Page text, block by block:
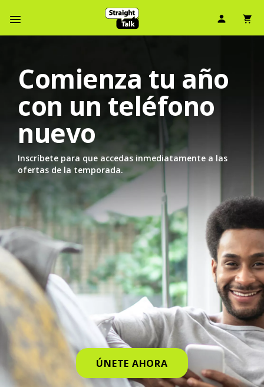
Menú de barra de navegación
Ícono
Comienza tu año
con un teléfono
nuevo
Inscríbete para que accedas inmediatamente a las
ofertas de la temporada.
ÚNETE AHORA